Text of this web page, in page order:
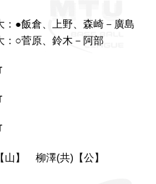
：●飯倉、上野、森崎－廣島
：○菅原、鈴木－阿部
山】 柳澤(共)【公】